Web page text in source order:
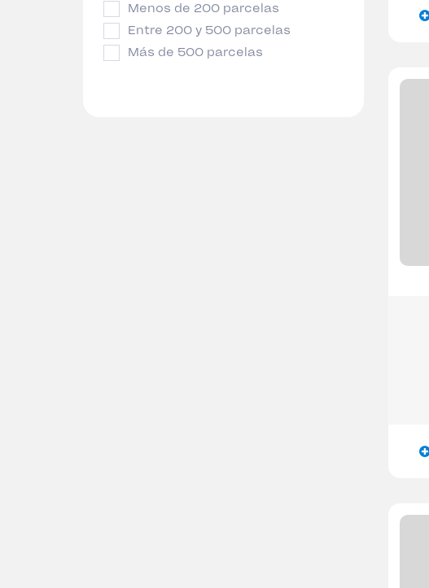
Menos de 200 parcelas
Entre 200 y 500 parcelas
Más de 500 parcelas